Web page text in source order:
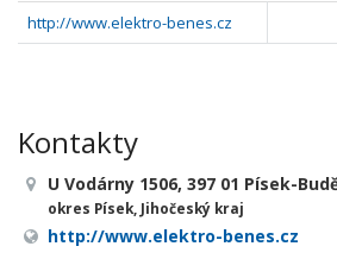
http://www.elektro-benes.cz
Kontakty
U Vodárny 1506, 397 01 Písek-
okres Písek, Jihočeský kraj
http://www.elektro-benes.cz